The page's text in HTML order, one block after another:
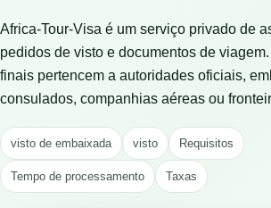
Africa-Tour-Visa é um serviço privado de
pedidos de visto e documentos de
finais pertencem a autoridades oficiais,
consulados, companhias aéreas ou
visto de embaixada visto Requisitos
Tempo de processamento Taxas